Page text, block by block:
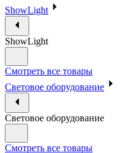
ShowLight
ShowLight
Смотреть все товары
Световое оборудование
Световое оборудование
Смотреть все товары